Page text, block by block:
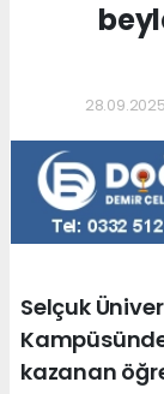
Selçuk
kazanan